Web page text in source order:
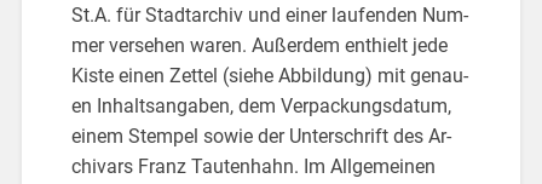
St.A. für Stadt­ar­chiv und einer lau­fen­den Num­
mer ver­se­hen waren. Au­ßer­dem ent­hielt jede
Kiste einen Zet­tel (siehe Ab­bil­dung) mit ge­nau­
en In­halts­an­ga­ben, dem Ver­pa­ckungs­da­tum,
einem Stem­pel sowie der Un­ter­schrift des Ar­
chi­vars Franz Tau­ten­hahn. Im All­ge­mei­nen